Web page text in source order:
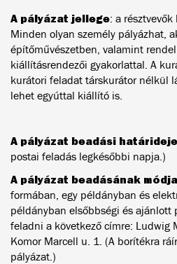
A pályázat jellege: a
Minden olyan személy pályázhat,
építőművészetben, valamint
kiállításrendezői gyakorlattal. A
kurátori feladat társkurátor nélkül
lehet egyúttal kiállító is.
A pályázat beadási
postai feladás legkésőbbi napja.)
A pályázat beadásának
formában, egy példányban és
példányban elsőbbségi és
feladni a következő címre: Ludwig
Komor Marcell u. 1. (A borítékra
pályázat.)